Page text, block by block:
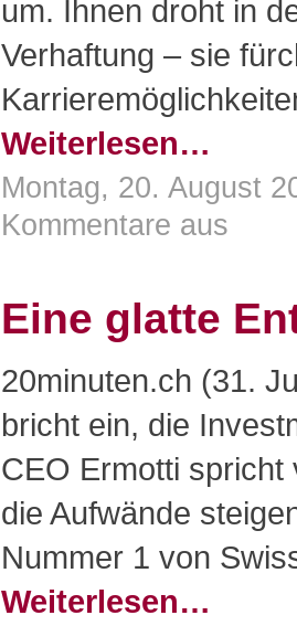
um. Ihnen droht in
Verhaftung – sie
Weiterlesen…
Montag, 20. August
Kommentare aus
Eine glatte
20minuten.ch (31.
bricht ein, die
CEO Ermotti
die Aufwände
Nummer 1 von
Weiterlesen…